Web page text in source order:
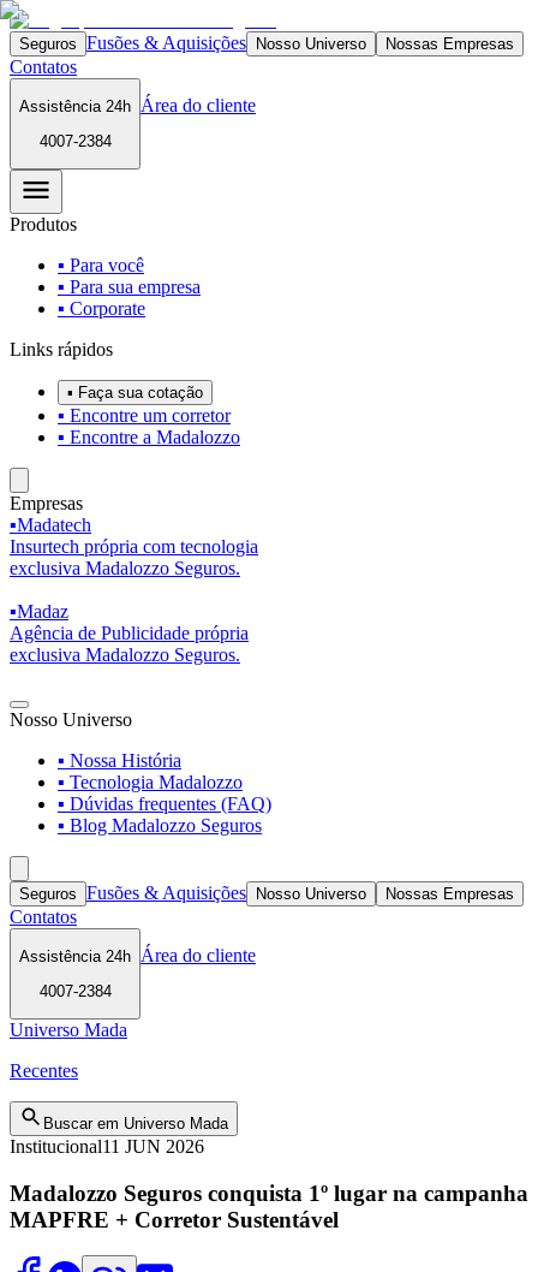
Seguros Fusões & Aquisições Nosso Universo Nossas Empresas
Contatos
Assistência 24h
4007-2384
Área do cliente
Produtos
▪ Para você
▪ Para sua empresa
▪ Corporate
Links rápidos
▪ Faça sua cotação
▪ Encontre um corretor
▪ Encontre a Madalozzo
Empresas
▪Madatech
Insurtech própria com tecnologia
exclusiva Madalozzo Seguros.
▪Madaz
Agência de Publicidade própria
exclusiva Madalozzo Seguros.
Nosso Universo
▪ Nossa História
▪ Tecnologia Madalozzo
▪ Dúvidas frequentes (FAQ)
▪ Blog Madalozzo Seguros
Seguros Fusões & Aquisições Nosso Universo Nossas Empresas
Contatos
Assistência 24h
4007-2384
Área do cliente
Universo Mada
Recentes
Buscar em Universo Mada
Institucional11 JUN 2026
Madalozzo Seguros conquista 1º lugar na campanha
MAPFRE + Corretor Sustentável